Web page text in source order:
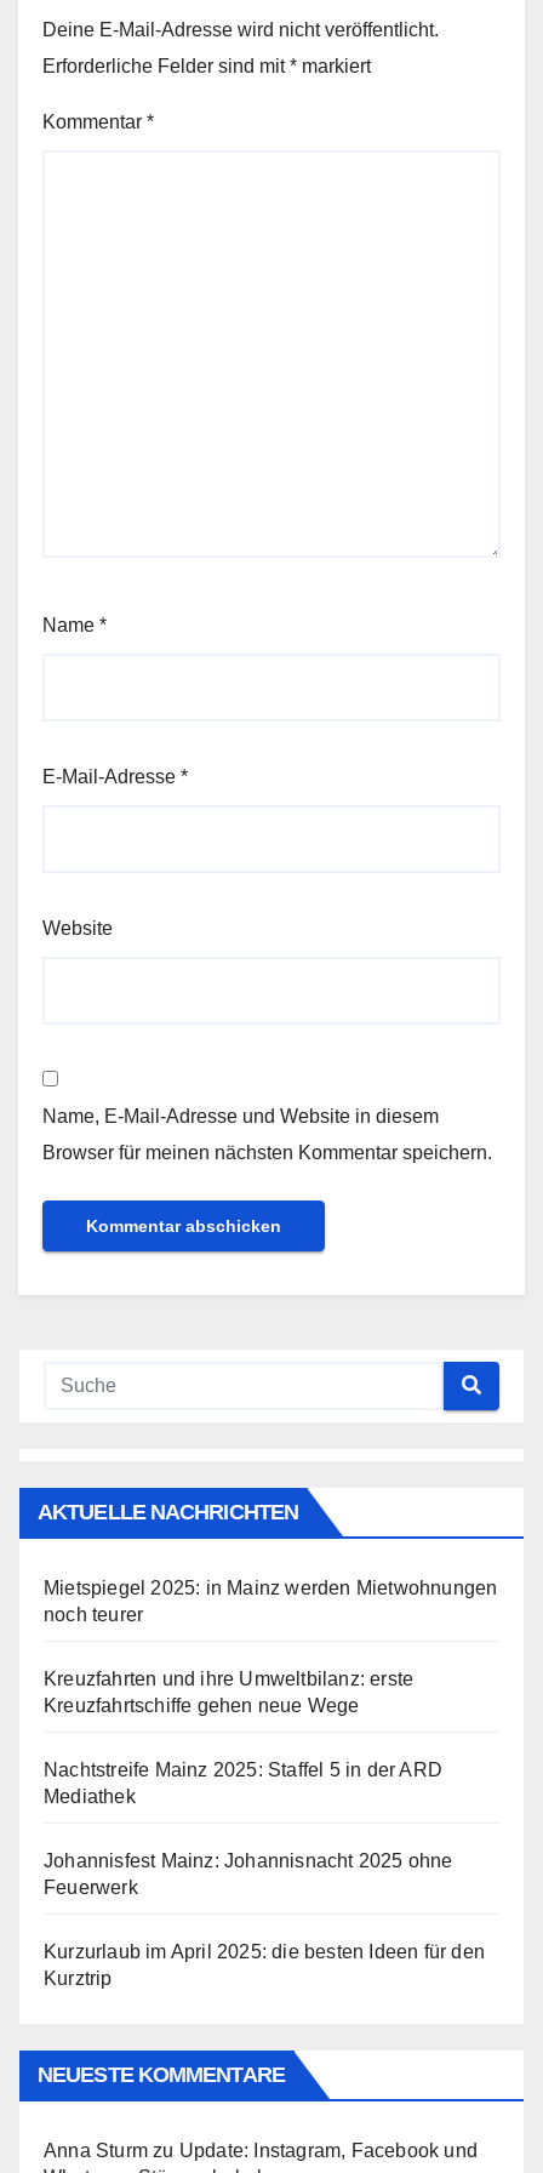
Deine E-Mail-Adresse wird nicht veröffentlicht.
Erforderliche Felder sind mit* markiert
Kommentar *
Name *
E-Mail-Adresse *
Website
Name, E-Mail-Adresse und Website in diesem
Browser für meinen nächsten Kommentar speichern.
AKTUELLE NACHRICHTEN
Mietspiegel 2025: in Mainz werden Mietwohnungen
noch teurer
Kreuzfahrten und ihre Umweltbilanz: erste
Kreuzfahrtschiffe gehen neue Wege
Nachtstreife Mainz 2025: Staffel 5 in der ARD
Mediathek
Johannisfest Mainz: Johannisnacht 2025 ohne
Feuerwerk
Kurzurlaub im April 2025: die besten Ideen für den
Kurztrip
NEUESTE KOMMENTARE
Anna Sturm zu Update: Instagram, Facebook und